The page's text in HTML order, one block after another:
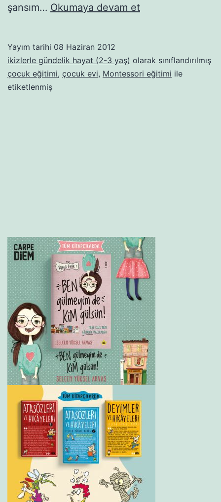
şansım… Okumaya devam etMadam
Bölüm:
Çocukevi
Yayım tarihi 08 Haziran 2012
ikizlerle gündelik hayat (2-3 yaş) olarak sınıflandırılmış
çocuk eğitimi, çocuk evi, Montessori eğitimi ile
etiketlenmiş